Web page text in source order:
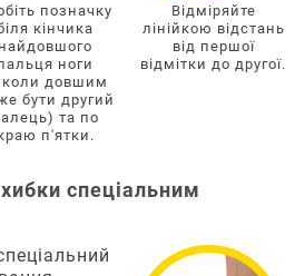
позначку
кінчика
найдовшого
ноги
довшим
бути другий
та по
п'ятки.
Відміряйте
лінійкою відстань
від першої
відмітки до другої.
спеціальним